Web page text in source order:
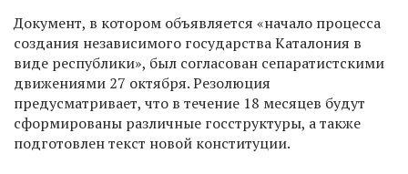
Документ, в котором объявляется «начало процесса
создания независимого государства Каталония в
виде республики», был согласован сепаратистскими
движениями 27 октября. Резолюция
предусматривает, что в течение 18 месяцев будут
сформированы различные госструктуры, а также
подготовлен текст новой конституции.